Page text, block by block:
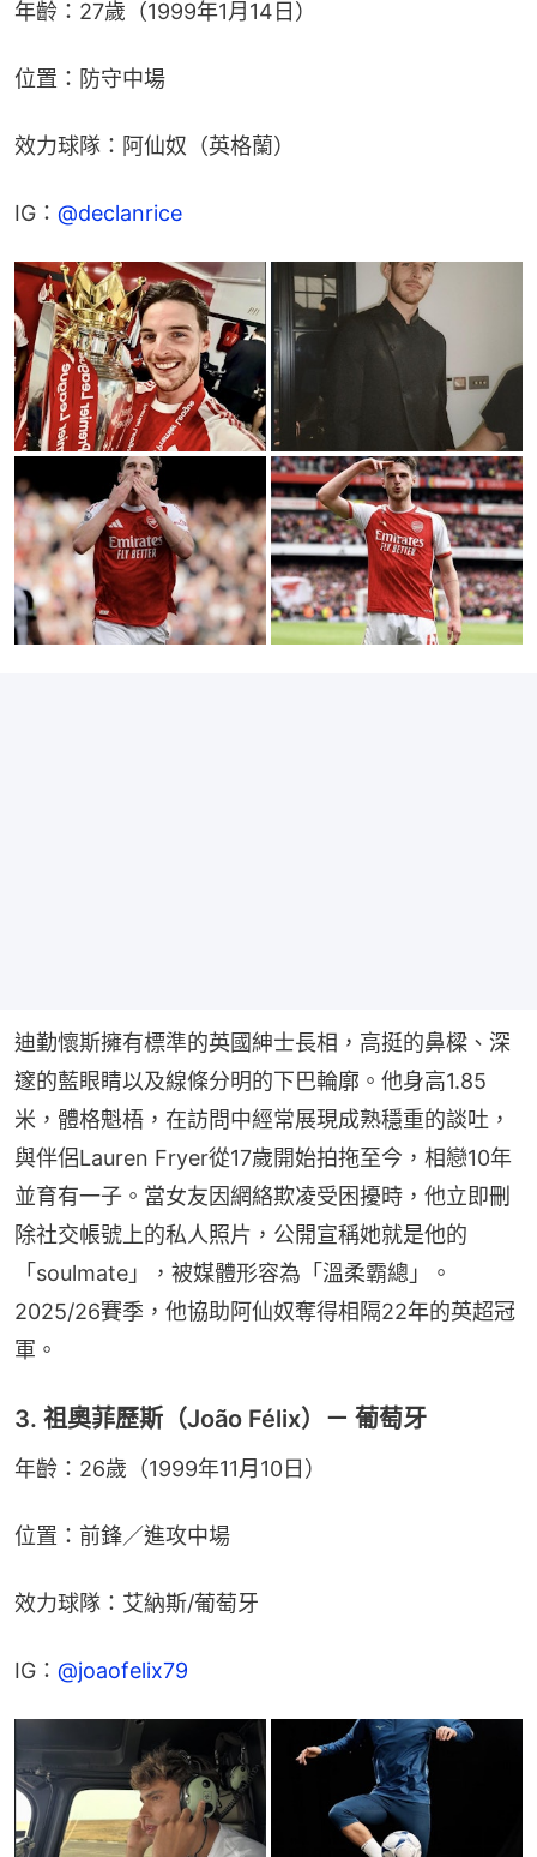
年齡：27歲（1999年1月14日）
位置：防守中場
效力球隊：阿仙奴（英格蘭）
IG： @declanrice
迪勤懷斯擁有標準的英國紳士長相，高挺的鼻樑、深
邃的藍眼睛以及線條分明的下巴輪廓。他身高1.85
米，體格魁梧，在訪問中經常展現成熟穩重的談吐，
與伴侶Lauren Fryer從17歲開始拍拖至今，相戀10年
並育有一子。當女友因網絡欺凌受困擾時，他立即刪
除社交帳號上的私人照片，公開宣稱她就是他的
「soulmate」，被媒體形容為「溫柔霸總」。
2025/26賽季，他協助阿仙奴奪得相隔22年的英超冠
軍。
3. 祖奧菲歷斯（João Félix）－ 葡萄牙
年齡：26歲（1999年11月10日）
位置：前鋒／進攻中場
效力球隊：艾納斯/葡萄牙
IG： @joaofelix79